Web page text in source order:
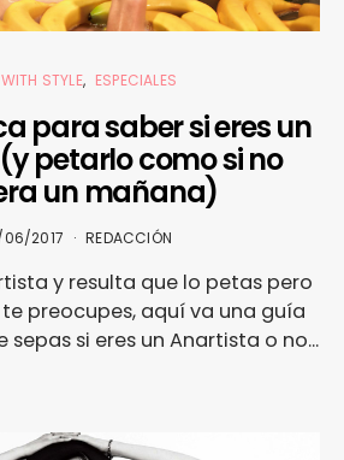
WITH STYLE ESPECIALES
para saber si eres un
petarlo como si no
un mañana)
2017 REDACCIÓN
y resulta que lo petas pero
te preocupes, aquí va una guía
si eres un Anartista o no...